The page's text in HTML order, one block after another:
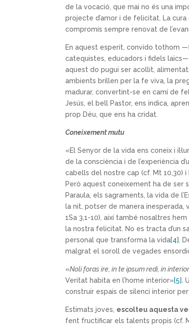
de la vocació, que mai no és una
projecte d’amor i de felicitat. La
compromís sempre renovat de
En aquest esperit, convido tothom
catequistes, educadors i fidels
aquest do pugui ser acollit,
ambients brillen per la fe viva, la
madurar, convertint-se en camí de
Jesús, el bell Pastor, ens indica,
prop Déu, que ens ha cridat.
Coneixement mutu
«El Senyor de la vida ens coneix i
de la consciència i de l’experiència
cabells del nostre cap (cf. Mt 10,30)
Però aquest coneixement ha de ser
Paraula, els sagraments, la vida de
la nit, potser de manera inesperada,
1Sa 3,1-10), així també nosaltres
la nostra felicitat. No es tracta d’un
personal que transforma la vida[4]
.
malgrat el soroll de vegades
«Noli foras ire, in te ipsum redi, in
Veritat habita en l’home interior»[5] .
construir espais de silenci interior
Estimats joves, escolteu aquesta
fent fructificar els talents propis (cf.